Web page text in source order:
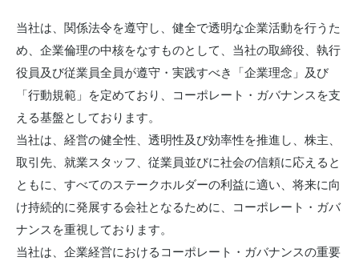
03-3340-5077
お問い合わせ
当社は、関係法令を遵守し、健全で透明な企業活動を行うた
め、企業倫理の中核をなすものとして、当社の取締役、執行
役員及び従業員全員が遵守・実践すべき「企業理念」及び
「行動規範」を定めており、コーポレート・ガバナンスを支
える基盤としております。
当社は、経営の健全性、透明性及び効率性を推進し、株主、
取引先、就業スタッフ、従業員並びに社会の信頼に応えると
ともに、すべてのステークホルダーの利益に適い、将来に向
け持続的に発展する会社となるために、コーポレート・ガバ
ナンスを重視しております。
当社は、企業経営におけるコーポレート・ガバナンスの重要